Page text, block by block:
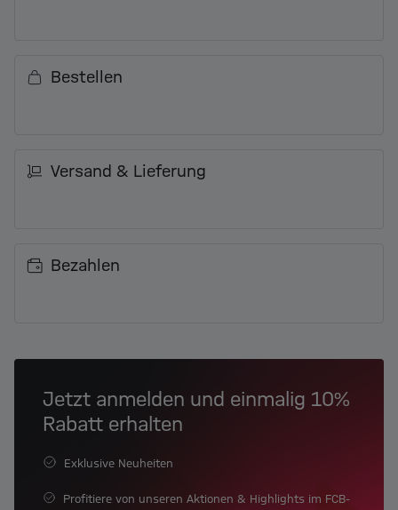
Bestellen
Versand & Lieferung
Bezahlen
Jetzt anmelden und einmalig 10%
Rabatt erhalten
Exklusive Neuheiten
Profitiere von unseren Aktionen & Highlights im FCB-